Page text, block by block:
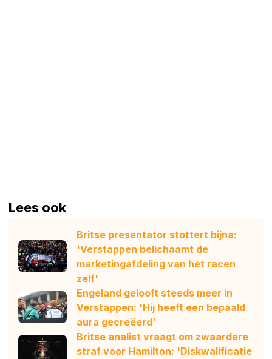
Lees ook
Britse presentator stottert bijna:
'Verstappen belichaamt de
marketingafdeling van het racen
zelf'
Engeland gelooft steeds meer in
Verstappen: 'Hij heeft een bepaald
aura gecreëerd'
Britse analist vraagt om zwaardere
straf voor Hamilton: 'Diskwalificatie